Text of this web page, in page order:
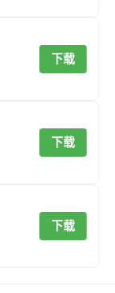
下载
下载
下载